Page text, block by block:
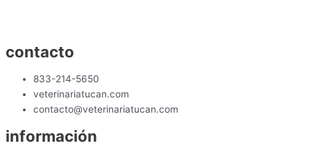
contacto
833-214-5650
veterinariatucan.com
contacto@veterinariatucan.com
información